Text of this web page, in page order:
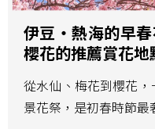
伊豆・熱海的早
櫻花的推薦賞花
從水仙、梅花到櫻花
景花祭，是初春時節最